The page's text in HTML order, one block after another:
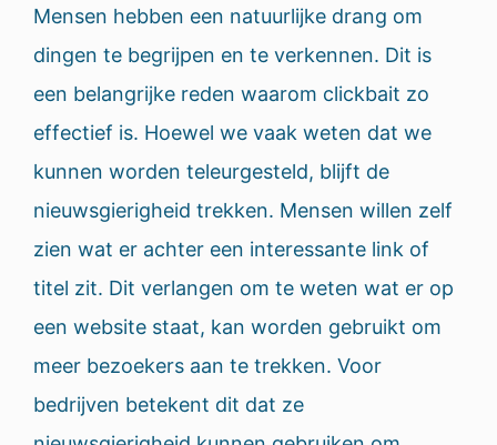
Mensen hebben een natuurlijke drang om
dingen te begrijpen en te verkennen. Dit is
een belangrijke reden waarom clickbait zo
effectief is. Hoewel we vaak weten dat we
kunnen worden teleurgesteld, blijft de
nieuwsgierigheid trekken. Mensen willen zelf
zien wat er achter een interessante link of
titel zit. Dit verlangen om te weten wat er op
een website staat, kan worden gebruikt om
meer bezoekers aan te trekken. Voor
bedrijven betekent dit dat ze